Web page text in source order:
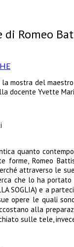
Romeo
mostra del
docente Yvette
quanto
forme, Romeo
attraverso le
che lo ha
SOGLIA) e a
opere le quali
alla
sulle tele,